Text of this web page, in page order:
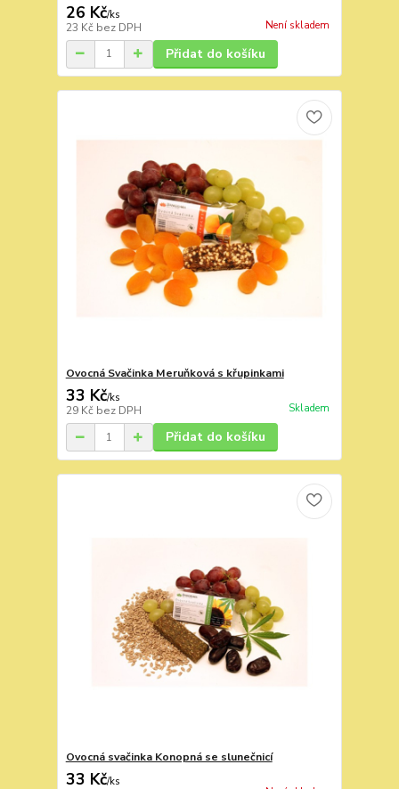
26 Kč/ks
23 Kč bez DPH Není skladem
Přidat do košíku
Ovocná Svačinka Meruňková s křupinkami
33 Kč/ks
29 Kč bez DPH Skladem
Přidat do košíku
Ovocná svačinka Konopná se slunečnicí
33 Kč/ks